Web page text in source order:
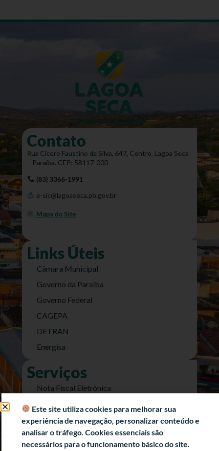
Contato
Rua Cícero Faustino da Silva, 647, Centro, Lagoa Seca
– Paraíba. CEP: 58117-000
(83) 3366-1991
e-sic@lagoaseca.pb.gov.br
Mapa do Site
Links Úteis
Câmara Municipal
Governo da Paraíba
Governo Federal
CAGEPA
DETRAN
Energisa
Serviços
Nota Fiscal Eletrônica
Transparência Fiscal
História
Este site utiliza cookies para melhorar sua
experiência de navegação, personalizar conteúdo e
analisar o tráfego. Cookies essenciais são
necessários para o funcionamento básico do site.